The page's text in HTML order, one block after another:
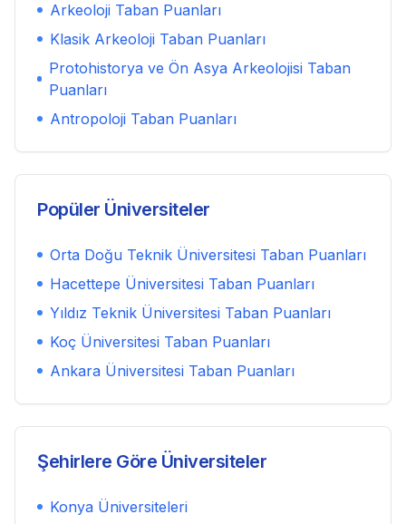
Arkeoloji Taban Puanları
Klasik Arkeoloji Taban Puanları
Protohistorya ve Ön Asya Arkeolojisi Taban
Puanları
Antropoloji Taban Puanları
Popüler Üniversiteler
Orta Doğu Teknik Üniversitesi Taban Puanları
Hacettepe Üniversitesi Taban Puanları
Yıldız Teknik Üniversitesi Taban Puanları
Koç Üniversitesi Taban Puanları
Ankara Üniversitesi Taban Puanları
Şehirlere Göre Üniversiteler
Konya Üniversiteleri